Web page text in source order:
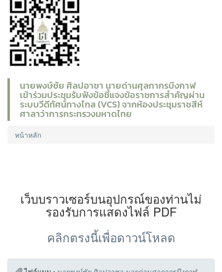
นายพงษ์ชัย ศิลปอาชา นายด่านศุลกากรบึงกาฬ
เข้าร่วมประชุมรับฟังข้อชี้แจงข้อราชการสำคัญผ่าน
ระบบวีดีทัศน์ทางไกล (VCS) จากห้องประชุมราชสีห์
ศาลาว่าการกระทรวงมหาดไทย
หน้าหลัก
เว็บบราวเซอร์บนอุปกรณ์ของท่านไม่
รองรับการแสดงไฟล์ PDF
คลิกตรงนี้เพื่อดาวน์โหลด